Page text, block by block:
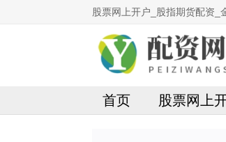
股票网上开户_股指期货配资_
首页 股票网上